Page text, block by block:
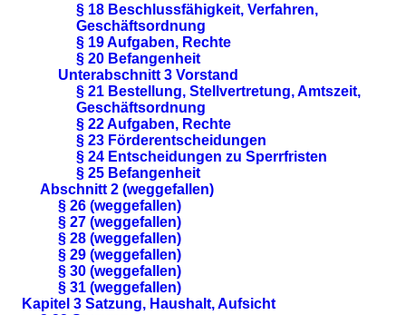
§ 18 Beschlussfähigkeit, Verfahren,
Geschäftsordnung
§ 19 Aufgaben, Rechte
§ 20 Befangenheit
Unterabschnitt 3 Vorstand
§ 21 Bestellung, Stellvertretung, Amtszeit,
Geschäftsordnung
§ 22 Aufgaben, Rechte
§ 23 Förderentscheidungen
§ 24 Entscheidungen zu Sperrfristen
§ 25 Befangenheit
Abschnitt 2 (weggefallen)
§ 26 (weggefallen)
§ 27 (weggefallen)
§ 28 (weggefallen)
§ 29 (weggefallen)
§ 30 (weggefallen)
§ 31 (weggefallen)
Kapitel 3 Satzung, Haushalt, Aufsicht